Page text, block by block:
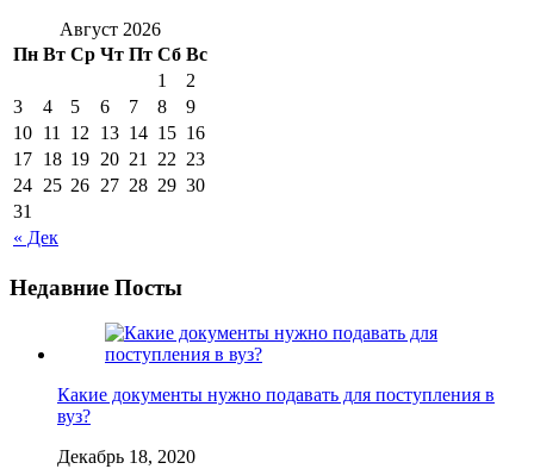
Август 2026
Пн Вт Ср Чт Пт Сб Вс
« Дек
1
2
3
4 5 6 7 8
9
10 11 12 13 14 15 16
17 18 19 20 21 22 23
24 25 26 27 28 29 30
31
Недавние Посты
Какие документы нужно подавать для поступления в
вуз?
Декабрь 18, 2020